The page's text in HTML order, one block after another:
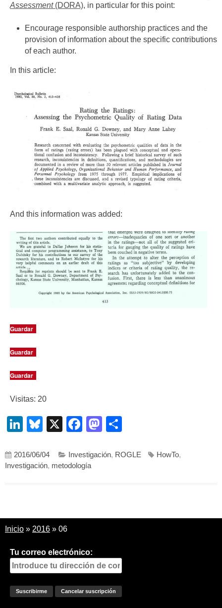
Assessment(DORA), in particular for this point:
Encourage responsible authorship practices and the
provision of information about the specific contributions
of each author.
In this article:
And this information was added:
Guardar
Guardar
Guardar
Visitas: 20
LinkedIn
Bluesky
X Facebook
Mastodon
2016/06/04 Investigación, ROGLE HowTo,
Investigación, metodología
Inicio » 2016 » 06
Tu correo electrónico: